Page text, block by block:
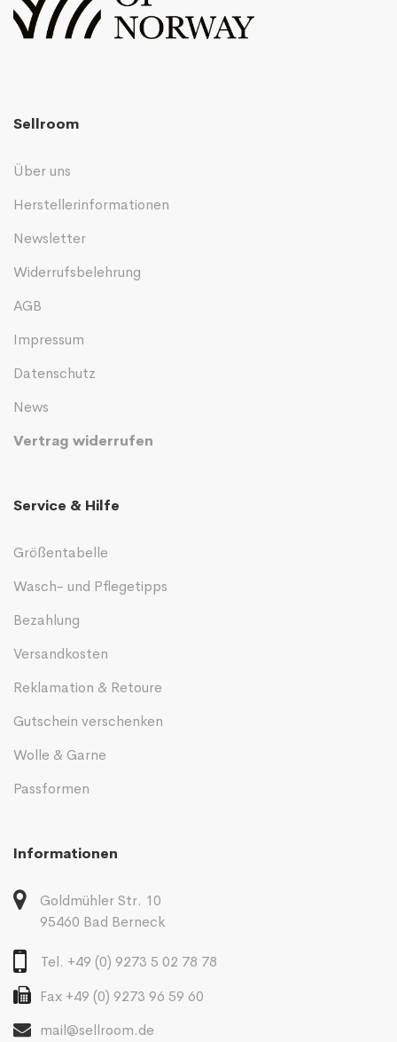
Sellroom
Über uns
Herstellerinformationen
Newsletter
Widerrufsbelehrung
AGB
Impressum
Datenschutz
News
Vertrag widerrufen
Service & Hilfe
Größentabelle
Wasch- und Pflegetipps
Bezahlung
Versandkosten
Reklamation & Retoure
Gutschein verschenken
Wolle & Garne
Passformen
Informationen
Goldmühler Str. 10
95460 Bad Berneck
Tel. +49 (0) 9273 5 02 78 78
Fax +49 (0) 9273 96 59 60
mail@sellroom.de